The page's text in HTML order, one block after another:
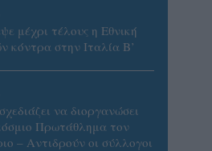
μέχρι τέλους η Εθνική
κόντρα στην Ιταλία Β’
να διοργανώσει
Πρωτάθλημα τον
– Αντιδρούν οι σύλλογοι